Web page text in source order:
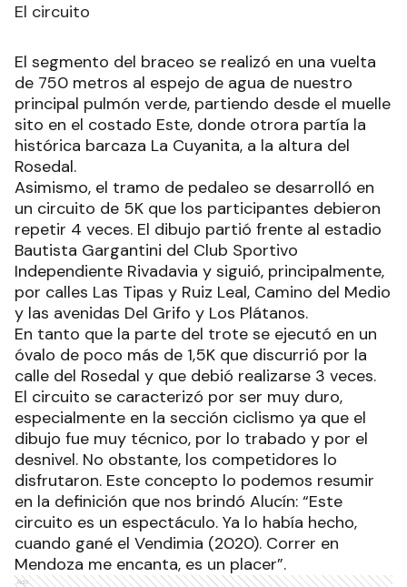
El circuito
El segmento del braceo se realizó en una vuelta
de 750 metros al espejo de agua de nuestro
principal pulmón verde, partiendo desde el muelle
sito en el costado Este, donde otrora partía la
histórica barcaza La Cuyanita, a la altura del
Rosedal.
Asimismo, el tramo de pedaleo se desarrolló en
un circuito de 5K que los participantes debieron
repetir 4 veces. El dibujo partió frente al estadio
Bautista Gargantini del Club Sportivo
Independiente Rivadavia y siguió, principalmente,
por calles Las Tipas y Ruiz Leal, Camino del Medio
y las avenidas Del Grifo y Los Plátanos.
En tanto que la parte del trote se ejecutó en un
óvalo de poco más de 1,5K que discurrió por la
calle del Rosedal y que debió realizarse 3 veces.
El circuito se caracterizó por ser muy duro,
especialmente en la sección ciclismo ya que el
dibujo fue muy técnico, por lo trabado y por el
desnivel. No obstante, los competidores lo
disfrutaron. Este concepto lo podemos resumir
en la definición que nos brindó Alucín: “Este
circuito es un espectáculo. Ya lo había hecho,
cuando gané el Vendimia (2020). Correr en
Mendoza me encanta, es un placer”.
Ads